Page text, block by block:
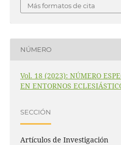
Más formatos de cita
NÚMERO
Vol. 18 (2023): NÚMERO
EN ENTORNOS
SECCIÓN
Artículos de Investigación